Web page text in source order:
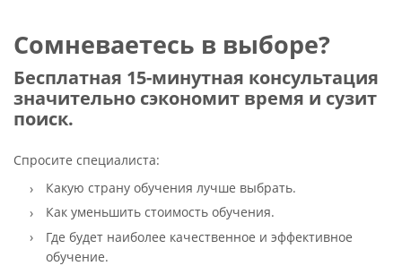
Сомневаетесь в выборе?
Бесплатная 15-минутная консультация
значительно сэкономит время и сузит
поиск.
Спросите специалиста:
Какую страну обучения лучше выбрать.
Как уменьшить стоимость обучения.
Где будет наиболее качественное и эффективное
обучение.